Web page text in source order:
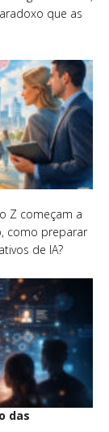
que as
Z começam a
como preparar
de IA?
das